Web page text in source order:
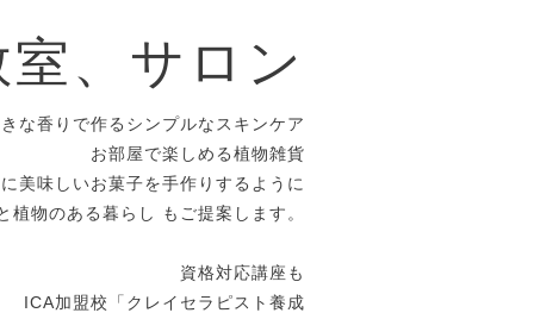
、サロン
な香りで作るシンプルなスキンケア
お部屋で楽しめる植物雑貨
美味しいお菓子を手作りするように
物のある暮らし もご提案します。
資格対応講座も
ICA加盟校「クレイセラピスト養成